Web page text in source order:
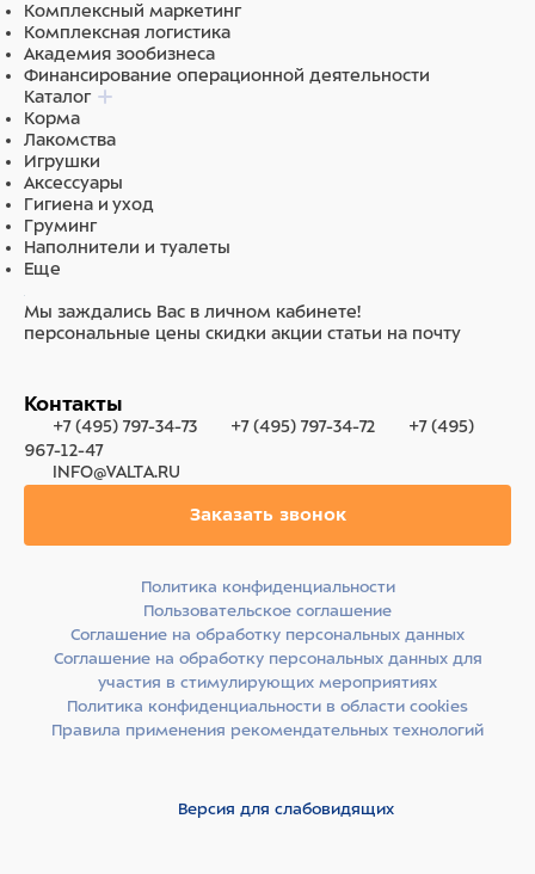
Комплексный маркетинг
Комплексная логистика
Академия зообизнеса
Финансирование операционной деятельности
Каталог
Корма
Лакомства
Игрушки
Аксессуары
Гигиена и уход
Груминг
Наполнители и туалеты
Еще
Мы заждались Вас в личном кабинете!
персональные цены скидки акции статьи на почту
Контакты
+7 (495) 797-34-73 +7 (495) 797-34-72
+7 (495)
967-12-47
INFO@VALTA.RU
Заказать звонок
Политика конфиденциальности
Пользовательское соглашение
Соглашение на обработку персональных данных
Соглашение на обработку персональных данных для
участия в стимулирующих мероприятиях
Политика конфиденциальности в области cookies
Правила применения рекомендательных технологий
Версия для слабовидящих